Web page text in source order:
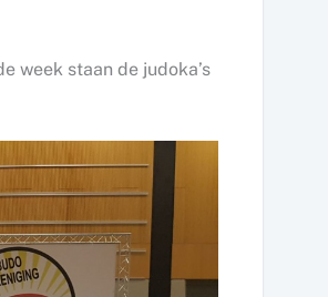
week staan de judoka’s